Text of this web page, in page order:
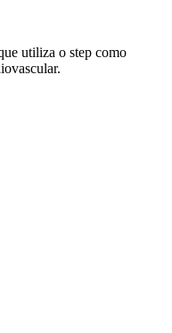
utiliza o step como